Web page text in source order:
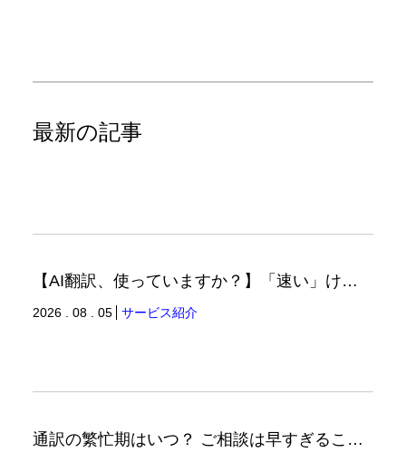
最新の記事
【AI翻訳、使っていますか？】「速い」けど「正しい」は別の話（翻訳ブログ）
2026 . 08 . 05 サービス紹介
通訳の繁忙期はいつ？ ご相談は早すぎることはありません。（通訳ブログ）